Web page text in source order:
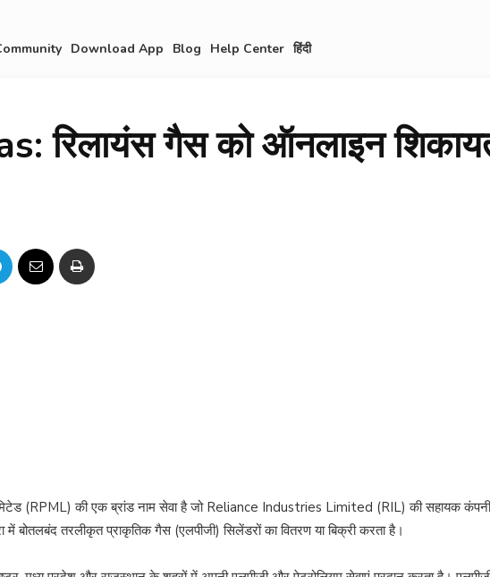
Download App Blog Help Center हिंदी
रिलायंस गैस को ऑनलाइन
(RPML) की एक ब्रांड नाम सेवा है जो Reliance Industries Limited (RIL) की सहायक
बोतलबंद तरलीकृत प्राकृतिक गैस (एलपीजी) सिलेंडरों का वितरण या बिक्री करता है।